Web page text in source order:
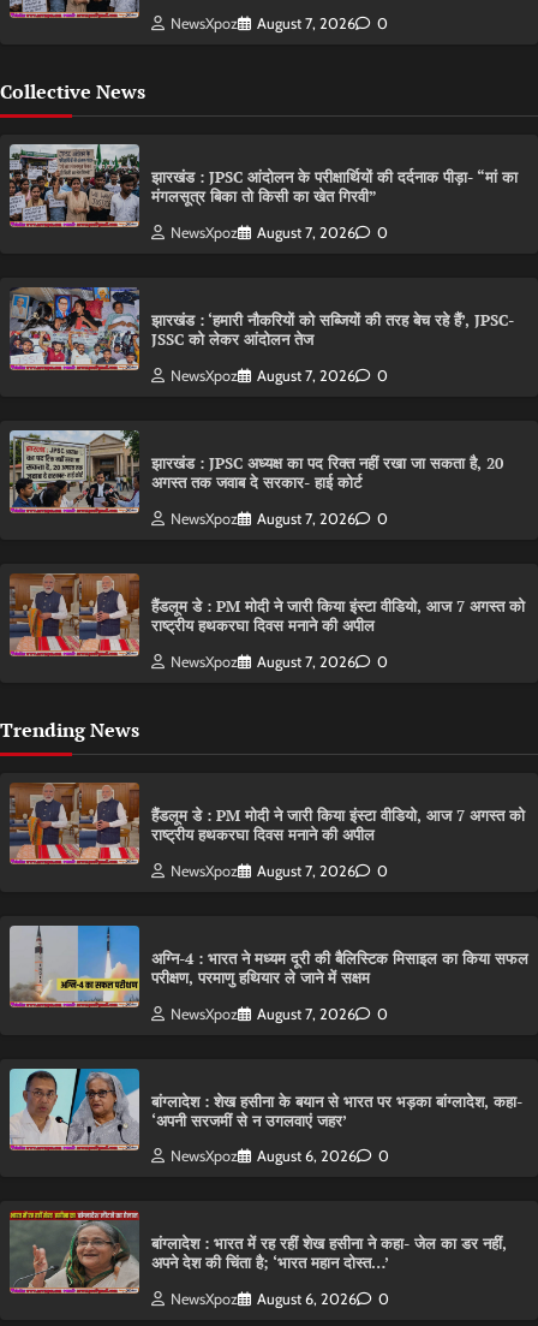
NewsXpoz August 7, 2026 0
Collective News
झारखंड : JPSC आंदोलन के परीक्षार्थियों की दर्दनाक पीड़ा- “मां का
मंगलसूत्र बिका तो किसी का खेत गिरवी”
NewsXpoz August 7, 2026 0
झारखंड : ‘हमारी नौकरियों को सब्जियों की तरह बेच रहे हैं’, JPSC-
JSSC को लेकर आंदोलन तेज
NewsXpoz August 7, 2026 0
झारखंड : JPSC अध्यक्ष का पद रिक्त नहीं रखा जा सकता है, 20
अगस्त तक जवाब दे सरकार- हाई कोर्ट
NewsXpoz August 7, 2026 0
हैंडलूम डे : PM मोदी ने जारी किया इंस्टा वीडियो, आज 7 अगस्त को
राष्ट्रीय हथकरघा दिवस मनाने की अपील
NewsXpoz August 7, 2026 0
Trending News
हैंडलूम डे : PM मोदी ने जारी किया इंस्टा वीडियो, आज 7 अगस्त को
राष्ट्रीय हथकरघा दिवस मनाने की अपील
NewsXpoz August 7, 2026 0
अग्नि-4 : भारत ने मध्यम दूरी की बैलिस्टिक मिसाइल का किया सफल
परीक्षण, परमाणु हथियार ले जाने में सक्षम
NewsXpoz August 7, 2026 0
बांग्लादेश : शेख हसीना के बयान से भारत पर भड़का बांग्लादेश, कहा-
‘अपनी सरजमीं से न उगलवाएं जहर’
NewsXpoz August 6, 2026 0
बांग्लादेश : भारत में रह रहीं शेख हसीना ने कहा- जेल का डर नहीं,
अपने देश की चिंता है; ‘भारत महान दोस्त…’
NewsXpoz August 6, 2026 0